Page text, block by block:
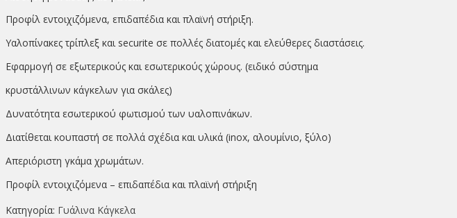
Προφίλ εντοιχιζόμενα, επιδαπέδια και πλαϊνή στήριξη.
Υαλοπίνακες τρίπλεξ και securite σε πολλές διατομές και ελεύθερες διαστάσεις.
Εφαρμογή σε εξωτερικούς και εσωτερικούς χώρους. (ειδικό σύστημα
κρυστάλλινων κάγκελων για σκάλες)
Δυνατότητα εσωτερικού φωτισμού των υαλοπινάκων.
Διατίθεται κουπαστή σε πολλά σχέδια και υλικά (inox, αλουμίνιο, ξύλο)
Απεριόριστη γκάμα χρωμάτων.
Προφίλ εντοιχιζόμενα – επιδαπέδια και πλαϊνή στήριξη
Κατηγορία: Γυάλινα Κάγκελα